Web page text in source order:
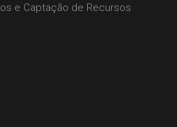
e Captação de Recursos